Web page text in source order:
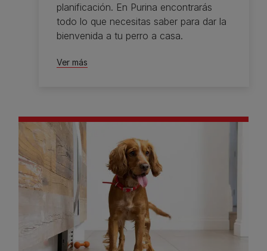
planificación. En Purina encontrarás
todo lo que necesitas saber para dar la
bienvenida a tu perro a casa.
Ver más